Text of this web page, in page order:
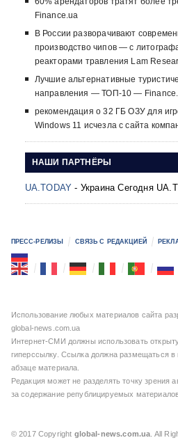
Finance.ua
В России разворачивают
производство чипов — с
реакторами травления Lam
Лучшие альтернативные
направления — ТОП-10 —
рекомендация о 32 ГБ ОЗУ для
Windows 11 исчезла с сайта
НАШИ ПАРТНЁРЫ
UA.TODAY - Украина Сегодня
ПРЕСС-РЕЛИЗЫ СВЯЗЬ С РЕДАКЦИЕЙ
Использование любых материалов сайта
global-news.com.ua
Интернет-СМИ должны использовать
гиперссылку. Ссылка должна размещаться в
абзаце материала.
Редакция может не разделять точку зрения
за содержание републицируемых
© 2017 Copyright global-news.com.ua . All